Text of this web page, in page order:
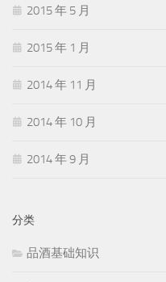
2015 年 5 月
2015 年 1 月
2014 年 11 月
2014 年 10 月
2014 年 9 月
分类
品酒基础知识